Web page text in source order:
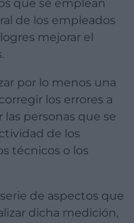
de los empleados
mejorar el
los errores a
personas que se
de los
técnicos o los
dicha medición,